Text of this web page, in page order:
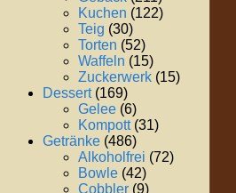
Kuchen (122)
Teig (30)
Torten (52)
Waffeln (15)
Zuckerwerk (15)
Dessert(169)
Gelee (6)
Kompott(31)
Getränke (486)
Alkoholfrei (72)
Bowle (42)
Cobbler (9)